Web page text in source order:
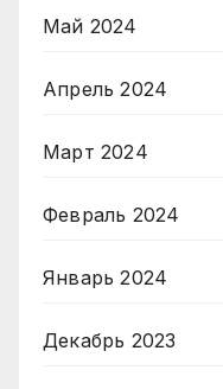
Май 2024
Апрель 2024
Март 2024
Февраль 2024
Январь 2024
Декабрь 2023